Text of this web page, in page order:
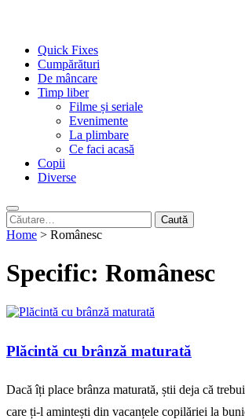
Quick Fixes
Cumpărături
De mâncare
Timp liber
Filme și seriale
Evenimente
La plimbare
Ce faci acasă
Copii
Diverse
Caută
după:
Home > Românesc
Specific: Românesc
Plăcintă cu brânză maturată
Dacă îți place brânza maturată, știi deja că
care ți-l amintești din vacanțele copilăriei la